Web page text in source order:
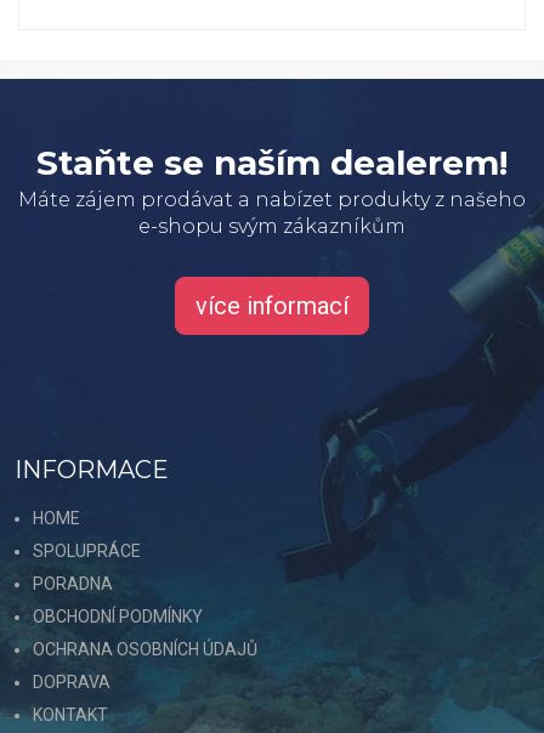
Staňte se naším dealerem!
Máte zájem prodávat a nabízet produkty z našeho
e-shopu svým zákazníkům
více informací
INFORMACE
HOME
SPOLUPRÁCE
PORADNA
OBCHODNÍ PODMÍNKY
OCHRANA OSOBNÍCH ÚDAJŮ
DOPRAVA
KONTAKT